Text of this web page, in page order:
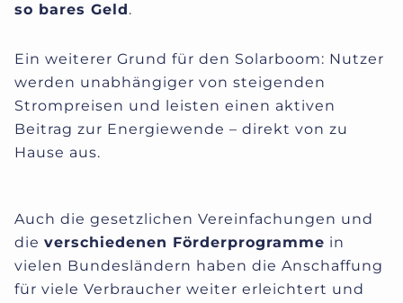
so bares Geld.
Ein weiterer Grund für den Solarboom: Nutzer
werden unabhängiger von steigenden
Strompreisen und leisten einen aktiven
Beitrag zur Energiewende – direkt von zu
Hause aus.
Auch die gesetzlichen Vereinfachungen und
die verschiedenen Förderprogramme in
vielen Bundesländern haben die Anschaffung
für viele Verbraucher weiter erleichtert und